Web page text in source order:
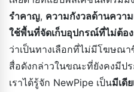
รำคาญ, ความกังวลด้านควา
ใช้พื้นที่จัดเก็บอุปกรณ์ที่ไม่ต้อ
ว่าเป็นทางเลือกที่ไม่มีโฆษณ
สื่อดังกล่าวในขณะที่ยังคงมีป
เราได้รู้จัก NewPipe เป็นมีเดี